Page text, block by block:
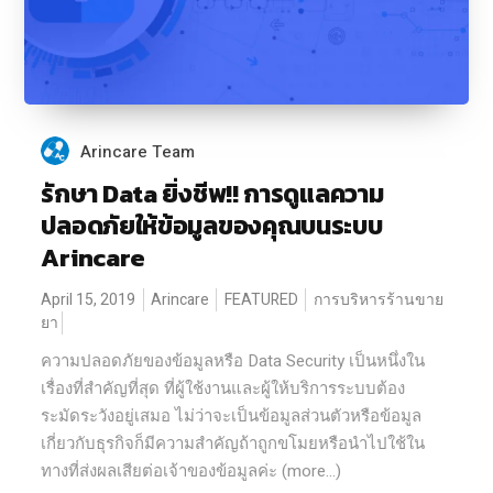
Arincare Team
รักษา Data ยิ่งชีพ!! การดูแลความ
ปลอดภัยให้ข้อมูลของคุณบนระบบ
Arincare
April 15, 2019 Arincare FEATURED
การบริหารร้านขาย
ยา
ความปลอดภัยของข้อมูลหรือ Data Security เป็นหนึ่งใน
เรื่องที่สำคัญที่สุด ที่ผู้ใช้งานและผู้ให้บริการระบบต้อง
ระมัดระวังอยู่เสมอ ไม่ว่าจะเป็นข้อมูลส่วนตัวหรือข้อมูล
เกี่ยวกับธุรกิจก็มีความสำคัญถ้าถูกขโมยหรือนำไปใช้ใน
ทางที่ส่งผลเสียต่อเจ้าของข้อมูลค่ะ (more…)